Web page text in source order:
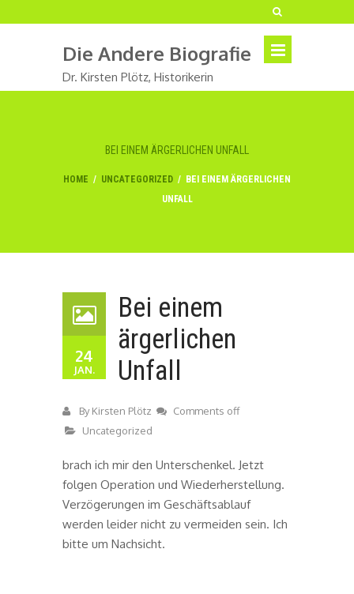
Die Andere Biografie
Dr. Kirsten Plötz, Historikerin
BEI EINEM ÄRGERLICHEN UNFALL
HOME / UNCATEGORIZED / BEI EINEM ÄRGERLICHEN
UNFALL
24
JAN.
Bei einem
ärgerlichen
Unfall
ByKirsten Plötz
Comments off
Uncategorized
brach ich mir den Unterschenkel. Jetzt
folgen Operation und Wiederherstellung.
Verzögerungen im Geschäftsablauf
werden leider nicht zu vermeiden sein. Ich
bitte um Nachsicht.